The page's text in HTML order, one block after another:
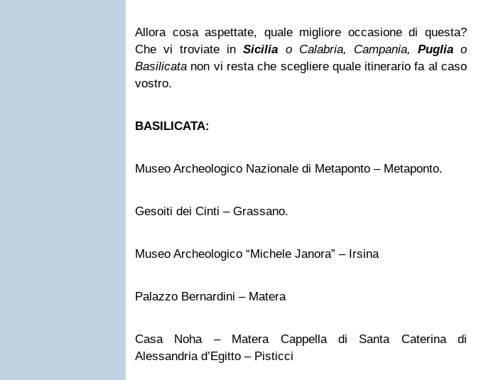
Allora cosa aspettate, quale migliore occasione di questa?
Che vi troviate inSicilia o Calabria, Campania, Pugliao
Basilicata non vi resta che scegliere quale itinerario fa al caso
vostro.
BASILICATA:
Museo Archeologico Nazionale di Metaponto – Metaponto.
Gesoiti dei Cinti – Grassano.
Museo Archeologico “Michele Janora” – Irsina
Palazzo Bernardini – Matera
Casa Noha – Matera Cappella di Santa Caterina di
Alessandria d’Egitto – Pisticci